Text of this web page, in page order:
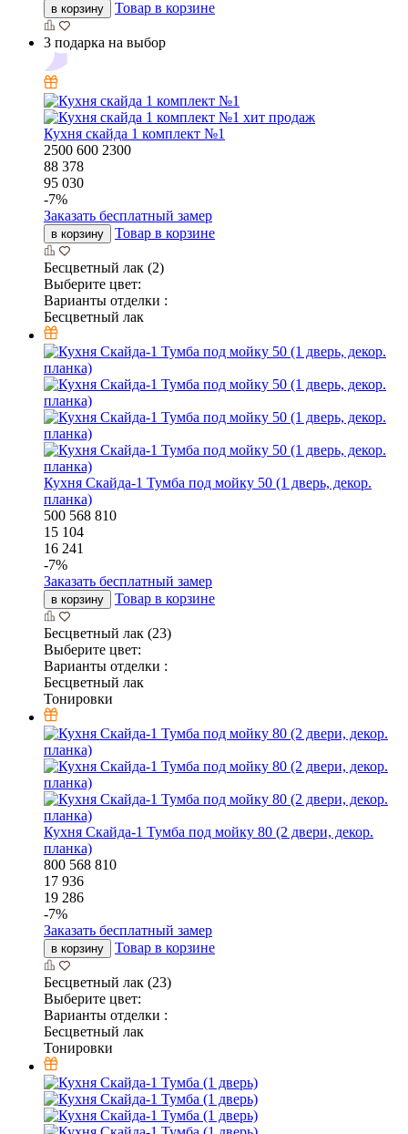
в корзину Товар в корзине
3 подарка на выбор
хит продаж
Кухня скайда 1 комплект №1
2500 600 2300
88 378
95 030
-7%
Заказать бесплатный замер
в корзину Товар в корзине
Бесцветный лак (2)
Выберите цвет:
Варианты отделки :
Бесцветный лак
Кухня Скайда-1 Тумба под мойку 50 (1 дверь, декор.
планка)
500 568 810
15 104
16 241
-7%
Заказать бесплатный замер
в корзину Товар в корзине
Бесцветный лак (23)
Выберите цвет:
Варианты отделки :
Бесцветный лак
Тонировки
Кухня Скайда-1 Тумба под мойку 80 (2 двери, декор.
планка)
800 568 810
17 936
19 286
-7%
Заказать бесплатный замер
в корзину Товар в корзине
Бесцветный лак (23)
Выберите цвет:
Варианты отделки :
Бесцветный лак
Тонировки